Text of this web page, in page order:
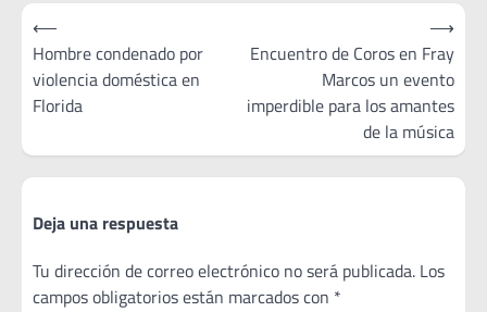
Navegación
de
entradas
⟵
Hombre condenado por
violencia doméstica en
Florida
Encuentro de Coros en Fray
Marcos un evento
imperdible para los amantes
de la música
⟶
Deja una respuesta
Tu dirección de correo electrónico no será publicada. Los
campos obligatorios están marcados con *